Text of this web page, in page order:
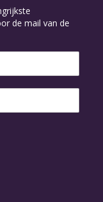
de mail van de